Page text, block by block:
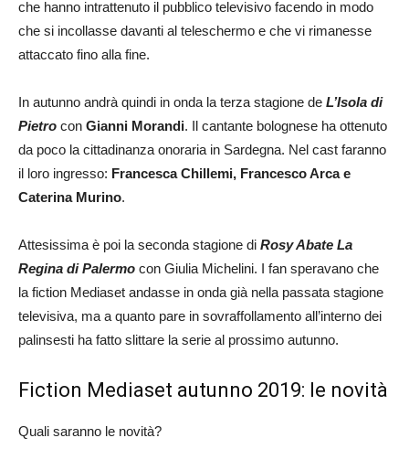
che hanno intrattenuto il pubblico televisivo facendo in modo
che si incollasse davanti al teleschermo e che vi rimanesse
attaccato fino alla fine.
In autunno andrà quindi in onda la terza stagione de L’Isola di
Pietro con Gianni Morandi. Il cantante bolognese ha ottenuto
da poco la cittadinanza onoraria in Sardegna. Nel cast faranno
il loro ingresso: Francesca Chillemi, Francesco Arca e
Caterina Murino.
Attesissima è poi la seconda stagione di Rosy Abate La
Regina di Palermo con Giulia Michelini. I fan speravano che
la fiction Mediaset andasse in onda già nella passata stagione
televisiva, ma a quanto pare in sovraffollamento all’interno dei
palinsesti ha fatto slittare la serie al prossimo autunno.
Fiction Mediaset autunno 2019: le novità
Quali saranno le novità?